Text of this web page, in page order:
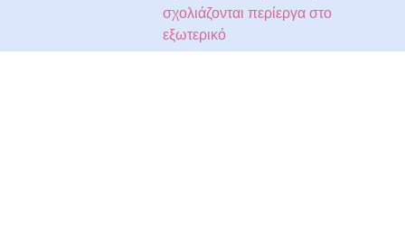
σχολιάζονται περίεργα στο
εξωτερικό